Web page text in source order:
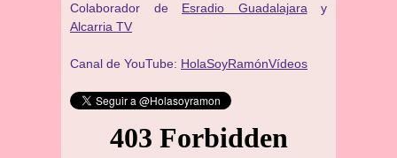
Colaborador de Esradio Guadalajara y
Alcarria TV
Canal de YouTube: HolaSoyRamónVídeos